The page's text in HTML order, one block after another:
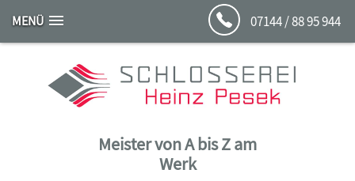
MENÜ
Meister von A bis Z am
Werk
07144 / 88 95 944